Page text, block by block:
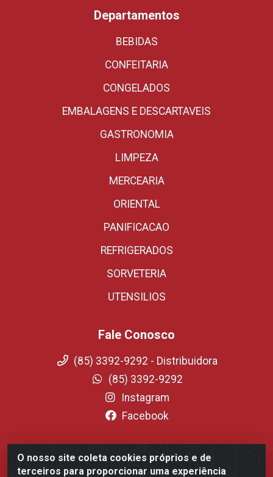
O nosso site coleta cookies próprios e de
terceiros para proporcionar uma experiência
Departamentos
BEBIDAS
CONFEITARIA
CONGELADOS
EMBALAGENS E DESCARTAVEIS
GASTRONOMIA
LIMPEZA
MERCEARIA
ORIENTAL
PANIFICACAO
REFRIGERADOS
SORVETERIA
UTENSILIOS
Fale Conosco
(85) 3392-9292 - Distribuidora
(85) 3392-9292
Instagram
Facebook
Fortali Distribuidora de Alimentos LTDA - Avenida